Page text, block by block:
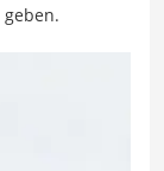
geben.